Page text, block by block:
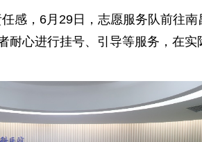
感，6月29日，志愿服务队前往
心进行挂号、引导等服务，在